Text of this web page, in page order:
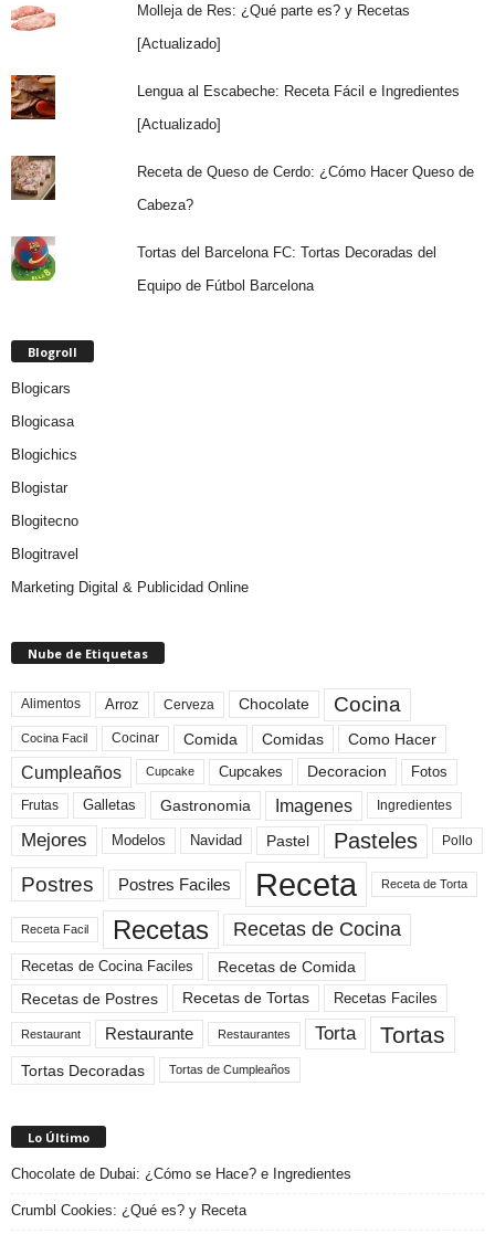
Molleja de Res: ¿Qué parte es? y Recetas
[Actualizado]
Lengua al Escabeche: Receta Fácil e Ingredientes
[Actualizado]
Receta de Queso de Cerdo: ¿Cómo Hacer Queso de
Cabeza?
Tortas del Barcelona FC: Tortas Decoradas del
Equipo de Fútbol Barcelona
Blogroll
Blogicars
Blogicasa
Blogichics
Blogistar
Blogitecno
Blogitravel
Marketing Digital & Publicidad Online
Nube de Etiquetas
Alimentos Arroz Cerveza Chocolate Cocina
Cocina Facil Cocinar Comida Comidas Como Hacer
Cumpleaños Cupcake Cupcakes Decoracion Fotos
Frutas Galletas Gastronomia Imagenes Ingredientes
Mejores Modelos Navidad Pastel Pasteles Pollo
Postres Postres Faciles Receta Receta de Torta
Receta Facil Recetas Recetas de Cocina
Recetas de Cocina Faciles
Recetas de Comida
Recetas de Postres
Recetas de Tortas Recetas Faciles
Restaurant Restaurante Restaurantes Torta Tortas
Tortas Decoradas Tortas de Cumpleaños
Lo Último
Chocolate de Dubai: ¿Cómo se Hace? e Ingredientes
Crumbl Cookies: ¿Qué es? y Receta